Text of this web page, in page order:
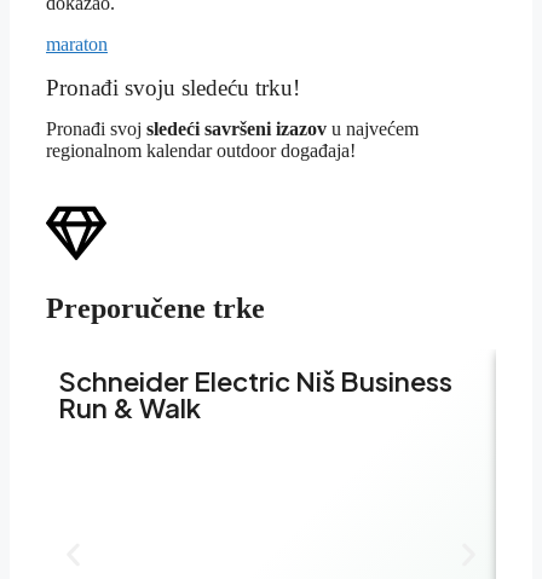
maraton
Pronađi svoju sledeću trku!
Pronađi svoj sledeći savršeni izazov u najvećem
regionalnom kalendar outdoor događaja!
Preporučene trke
Schneider Electric Niš Business
Run & Walk